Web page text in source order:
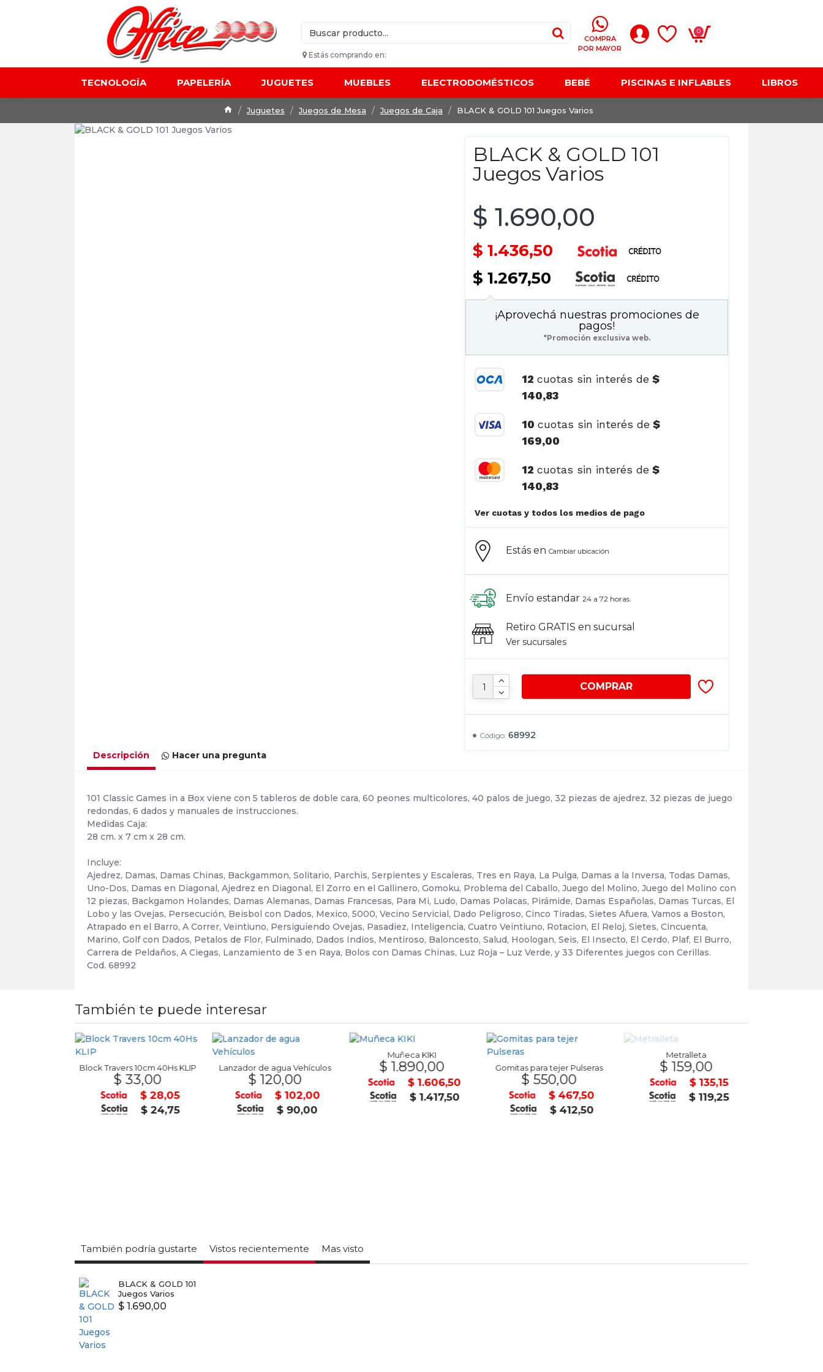
Estás comprando en:
COMPRA
POR MAYOR
0
TECNOLOGÍA PAPELERÍA JUGUETES MUEBLES ELECTRODOMÉSTICOS BEBÉ PISCINAS E INFLABLES LIBROS
Juguetes Juegos de Mesa Juegos de Caja BLACK & GOLD 101 Juegos Varios
BLACK & GOLD 101
Juegos Varios
Código: 68992
$ 1.690,00
$ 1.436,50
$ 1.267,50
COMPRAR
Estás enCambiar ubicación
Envío estandar 24 a 72 horas.
Retiro GRATIS en sucursal
Ver sucursales
¡Aprovechá nuestras promociones de
pagos!
*Promoción exclusiva web.
12cuotas sin interés de $
140,83
10cuotas sin interés de $
169,00
12cuotas sin interés de $
140,83
Ver cuotas y todos los medios de pago
Descripción Hacer una pregunta
101 Classic Games in a Box viene con 5 tableros de doble cara, 60 peones multicolores, 40 palos de juego, 32 piezas de ajedrez, 32 piezas de juego
redondas, 6 dados y manuales de instrucciones.
Medidas Caja:
28 cm. x 7 cm x 28 cm.
Incluye:
Ajedrez, Damas, Damas Chinas, Backgammon, Solitario, Parchis, Serpientes y Escaleras, Tres en Raya, La Pulga, Damas a la Inversa, Todas Damas,
Uno-Dos, Damas en Diagonal, Ajedrez en Diagonal, El Zorro en el Gallinero, Gomoku, Problema del Caballo, Juego del Molino, Juego del Molino con
12 piezas, Backgamon Holandes, Damas Alemanas, Damas Francesas, Para Mi, Ludo, Damas Polacas, Pirámide, Damas Españolas, Damas Turcas, El
Lobo y las Ovejas, Persecución, Beisbol con Dados, Mexico, 5000, Vecino Servicial, Dado Peligroso, Cinco Tiradas, Sietes Afuera, Vamos a Boston,
Atrapado en el Barro, A Correr, Veintiuno, Persiguiendo Ovejas, Pasadiez, Inteligencia, Cuatro Veintiuno, Rotacion, El Reloj, Sietes, Cincuenta,
Marino, Golf con Dados, Petalos de Flor, Fulminado, Dados Indios, Mentiroso, Baloncesto, Salud, Hoologan, Seis, El Insecto, El Cerdo, Plaf, El Burro,
Carrera de Peldaños, A Ciegas, Lanzamiento de 3 en Raya, Bolos con Damas Chinas, Luz Roja – Luz Verde, y 33 Diferentes juegos con Cerillas.
Cod. 68992
También te puede interesar
Block Travers 10cm 40Hs KLIP
$ 33,00
$ 28,05
$ 24,75
Lanzador de agua Vehículos
$ 120,00
$ 102,00
$ 90,00
Muñeca KIKI
$ 1.890,00
$ 1.606,50
$ 1.417,50
Gomitas para tejer Pulseras
$ 550,00
$ 467,50
$ 412,50
Metralleta
$ 159,00
$ 135,15
$ 119,25
También podría gustarte Vistos recientemente Mas visto
BLACK & GOLD 101
Juegos Varios
$ 1.690,00